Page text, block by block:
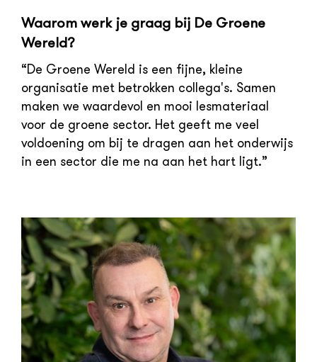
Waarom werk je graag bij De Groene
Wereld?
“De Groene Wereld is een fijne, kleine
organisatie met betrokken collega's. Samen
maken we waardevol en mooi lesmateriaal
voor de groene sector. Het geeft me veel
voldoening om bij te dragen aan het onderwijs
in een sector die me na aan het hart ligt.”